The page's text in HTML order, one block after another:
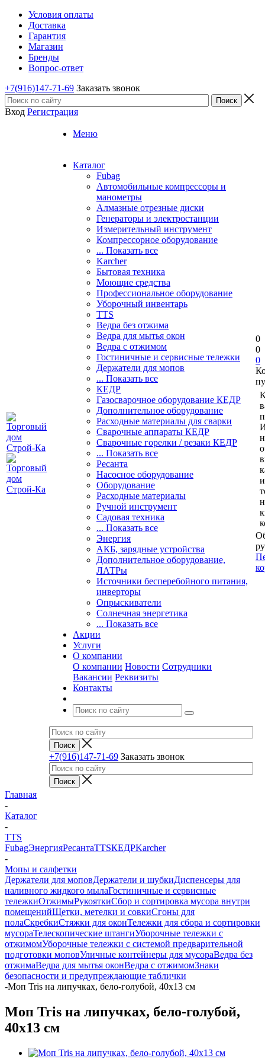
Условия оплаты
Доставка
Гарантия
Магазин
Бренды
Вопрос-ответ
+7(916)147-71-69 Заказать звонок
Вход Регистрация
Меню
Каталог
Fubag
Автомобильные компрессоры и
манометры
Алмазные отрезные диски
Генераторы и электростанции
Измерительный инструмент
Компрессорное оборудование
... Показать все
Karcher
Бытовая техника
Моющие средства
Профессиональное оборудование
Уборочный инвентарь
TTS
Ведра без отжима
Ведра для мытья окон
Ведра с отжимом
Гостиничные и сервисные тележки
Держатели для мопов
... Показать все
КЕДР
Газосварочное оборудование КЕДР
Дополнительное оборудование
Расходные материалы для сварки
Сварочные аппараты КЕДР
Сварочные горелки / резаки КЕДР
... Показать все
Ресанта
Насосное оборудование
Оборудование
Расходные материалы
Ручной инструмент
Садовая техника
... Показать все
Энергия
АКБ, зарядные устройства
Дополнительное оборудование,
ЛАТРы
Источники бесперебойного питания,
инверторы
Опрыскиватели
Солнечная энергетика
... Показать все
Акции
Услуги
О компании
О компании Новости Сотрудники
Вакансии Реквизиты
Контакты
+7(916)147-71-69 Заказать звонок
0
0
0
Главная
-
Каталог
-
TTS
FubagЭнергияРесантаTTSКЕДРKarcher
-
Мопы и салфетки
Держатели для моповДержатели и шубкиДиспенсеры для
наливного жидкого мылаГостиничные и сервисные
тележкиОтжимыРукояткиСбор и сортировка мусора внутри
помещенийЩетки, метелки и совкиСгоны для
полаСкребкиСтяжки для оконТележки для сбора и сортировки
мусораТелескопические штангиУборочные тележки с
отжимомУборочные тележки с системой предварительной
подготовки моповУличные контейнеры для мусораВедра без
отжимаВедра для мытья оконВедра с отжимомЗнаки
безопасности и предупреждающие таблички
-Моп Tris на липучках, бело-голубой, 40х13 см
Моп Tris на липучках, бело-голубой,
40х13 см